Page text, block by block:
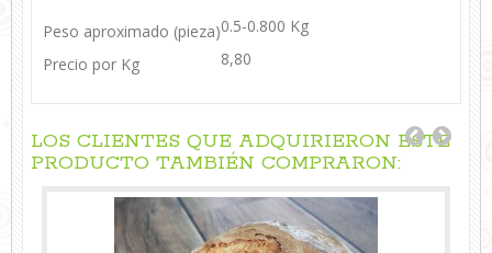
Peso aproximado (pieza)0.5-0.800 Kg
Precio por Kg
8,80
LOS CLIENTES QUE ADQUIRIERON ESTE
PRODUCTO TAMBIÉN COMPRARON: